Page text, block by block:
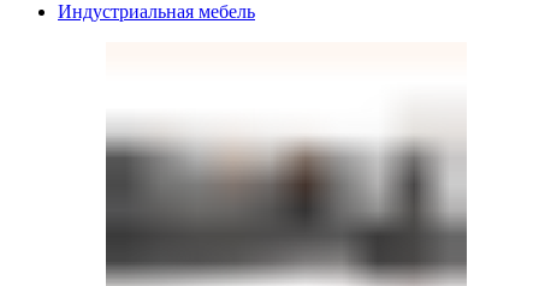
Индустриальная мебель